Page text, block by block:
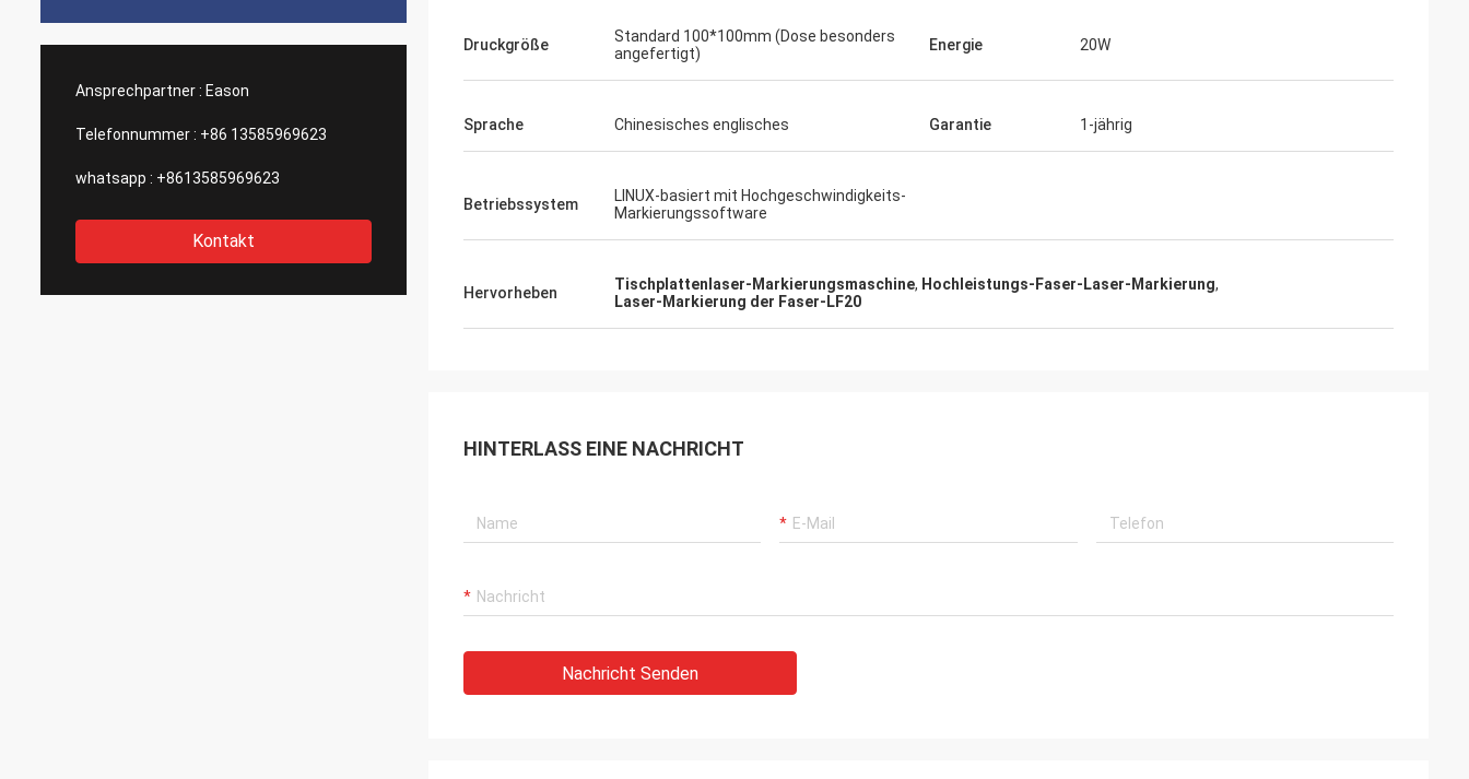
Ansprechpartner : Eason
Telefonnummer : +86 13585969623
whatsapp : +8613585969623
Kontakt
Druckgröße
Standard 100*100mm (Dose besonders
angefertigt)
Energie 20W
Sprache Chinesisches englisches Garantie 1-jährig
Betriebssystem
LINUX-basiert mit Hochgeschwindigkeits-
Markierungssoftware
Hervorheben Tischplattenlaser-Markierungsmaschine, Hochleistungs-Faser-Laser-Markierung,
Laser-Markierung der Faser-LF20
HINTERLASS EINE NACHRICHT
Nachricht Senden